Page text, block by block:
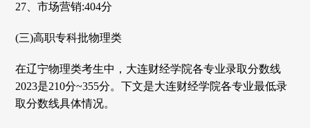
27、市场营销:404分
(三)高职专科批物理类
在辽宁物理类考生中，大连财经学院各专业录取分数线
2023是210分~355分。下文是大连财经学院各专业最低录
取分数线具体情况。